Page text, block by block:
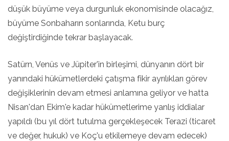
düşük büyüme veya durgunluk ekonomisinde olacağız,
büyüme Sonbaharın sonlarında, Ketu burç
değiştirdiğinde tekrar başlayacak.
Satürn, Venüs ve Jüpiter'in birleşimi, dünyanın dört bir
yanındaki hükümetlerdeki çatışma fikir ayrılıkları görev
değişiklerinin devam etmesi anlamına geliyor ve hatta
Nisan'dan Ekim'e kadar hükümetlerime yanlış iddialar
yapıldı (bu yıl dört tutulma gerçekleşecek Terazi (ticaret
ve değer, hukuk) ve Koç'u etkilemeye devam edecek)